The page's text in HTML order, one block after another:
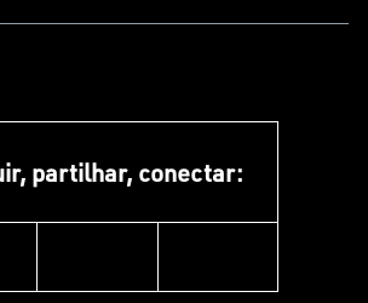
partilhar, conectar: